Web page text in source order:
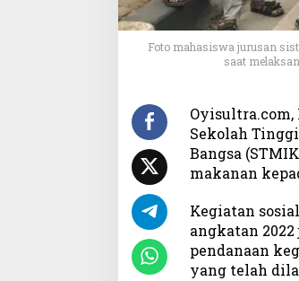
r
a
M
a
k
a
n
n
p
a
d
Foto mahasiswa jurusan
saat
Oyisultra.com,
Sekolah
Bangsa
makanan
Kegiatan
angkatan
pendanaan
yang telah